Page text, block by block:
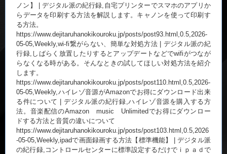
ノン】 | デジタル派の紀行録,自宅プリンターでスマホのアプリか
らデータを印刷する方法を解説します。キャノンを使って印刷す
る方法。
https://www.dejitaruhanokikouroku.jp/posts/post93.html,0.5,2026-
05-05,Weekly,wi-fi繋がらない、簡単な対処方法 | デジタル派の紀
行録,しばらく放置したりするとアップデートなどでwifiがつなが
らなくなる時がある。そんなときの試してほしい対処方法を紹介
します。
https://www.dejitaruhanokikouroku.jp/posts/post110.html,0.5,2026-
05-05,Weekly,ハイレゾ音源がAmazonでお得にダウンロード出来
る件について | デジタル派の紀行録,ハイレゾ音源を購入する方
法。音楽配信のAmazon music Unlimitedでお得にダウンロー
ドする方法と音質の違いについて
https://www.dejitaruhanokikouroku.jp/posts/post103.html,0.5,2026
-05-05,Weekly,ipadで画面録画する方法【標準機能】 | デジタル派
の紀行録,コントロールセンターに標準設定するだけでｉｐａｄで